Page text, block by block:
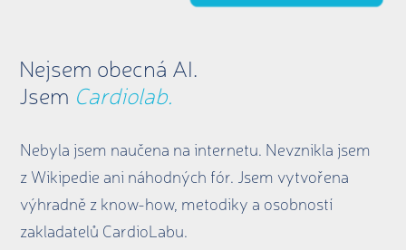
Nejsem obecná AI.
Jsem Cardiolab.
Nebyla jsem naučena na internetu. Nevznikla jsem
z Wikipedie ani náhodných fór. Jsem vytvořena
výhradně z know-how, metodiky a osobností
zakladatelů CardioLabu.